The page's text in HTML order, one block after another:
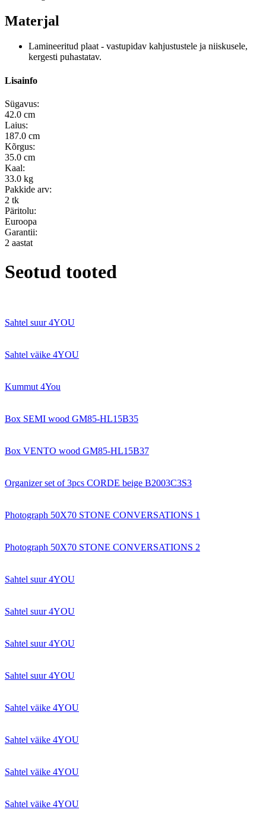
Materjal
Lamineeritud plaat - vastupidav kahjustustele ja niiskusele,
kergesti puhastatav.
Lisainfo
Sügavus:
42.0 cm
Laius:
187.0 cm
Kõrgus:
35.0 cm
Kaal:
33.0 kg
Pakkide arv:
2 tk
Päritolu:
Euroopa
Garantii:
2 aastat
Seotud tooted
Sahtel suur 4YOU
Sahtel väike 4YOU
Kummut 4You
Box SEMI wood GM85-HL15B35
Box VENTO wood GM85-HL15B37
Organizer set of 3pcs CORDE beige B2003C3S3
Photograph 50X70 STONE CONVERSATIONS 1
Photograph 50X70 STONE CONVERSATIONS 2
Sahtel suur 4YOU
Sahtel suur 4YOU
Sahtel suur 4YOU
Sahtel suur 4YOU
Sahtel väike 4YOU
Sahtel väike 4YOU
Sahtel väike 4YOU
Sahtel väike 4YOU